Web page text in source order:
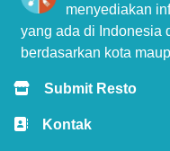
menyediakan
yang ada di Indonesia
berdasarkan kota
Submit Resto
Kontak